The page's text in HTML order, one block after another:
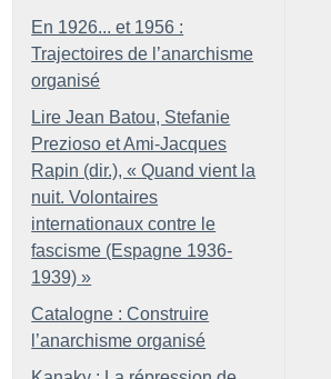
En 1926... et 1956 :
Trajectoires de l’anarchisme
organisé
Lire Jean Batou, Stefanie
Prezioso et Ami-Jacques
Rapin (dir.), « Quand vient la
nuit. Volontaires
internationaux contre le
fascisme (Espagne 1936-
1939) »
Catalogne : Construire
l’anarchisme organisé